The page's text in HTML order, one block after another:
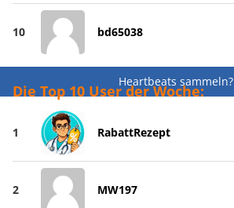
10 bd65038
Heartbeats sammeln?
Die Top 10 User der Woche:
1 RabattRezept
2 MW197